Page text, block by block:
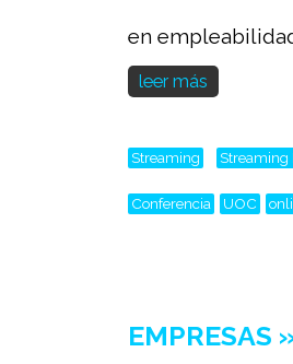
en
leer más
Streaming Streaming
Conferencia UOC